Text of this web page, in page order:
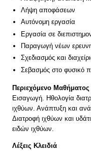
Λήψη αποφάσεων
Αυτόνομη εργασία
Εργασία σε
Παραγωγή νέων
Σχεδιασμός και
Σεβασμός στο φυσικό
Περιεχόμενο Μαθήματος
Εισαγωγή. Ηθολογία
ιχθύων. Ανάπτυξη και
Διατροφή ιχθύων και
ειδών ιχθύων.
Λέξεις Κλειδιά